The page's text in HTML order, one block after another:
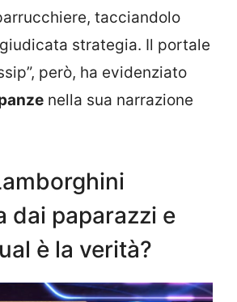
tacciandolo
strategia. Il portale
però, ha evidenziato
nella sua narrazione
dai paparazzi e
è la verità?